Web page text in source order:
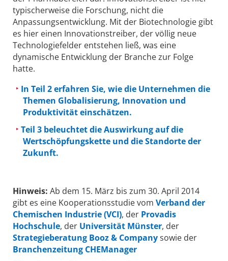
typischerweise die Forschung, nicht die
Anpassungsentwicklung. Mit der Biotechnologie gibt
es hier einen Innovationstreiber, der völlig neue
Technologiefelder entstehen ließ, was eine
dynamische Entwicklung der Branche zur Folge
hatte.
In Teil 2 erfahren Sie, wie die Unternehmen die
Themen Globalisierung, Innovation und
Produktivität einschätzen.
Teil 3 beleuchtet die Auswirkung auf die
Wertschöpfungskette und die Standorte der
Zukunft.
Hinweis: Ab dem 15. März bis zum 30. April 2014
gibt es eine Kooperationsstudie vom Verband der
Chemischen Industrie (VCI), der Provadis
Hochschule, der Universität Münster, der
Strategieberatung Booz & Companysowie der
Branchenzeitung CHEManager